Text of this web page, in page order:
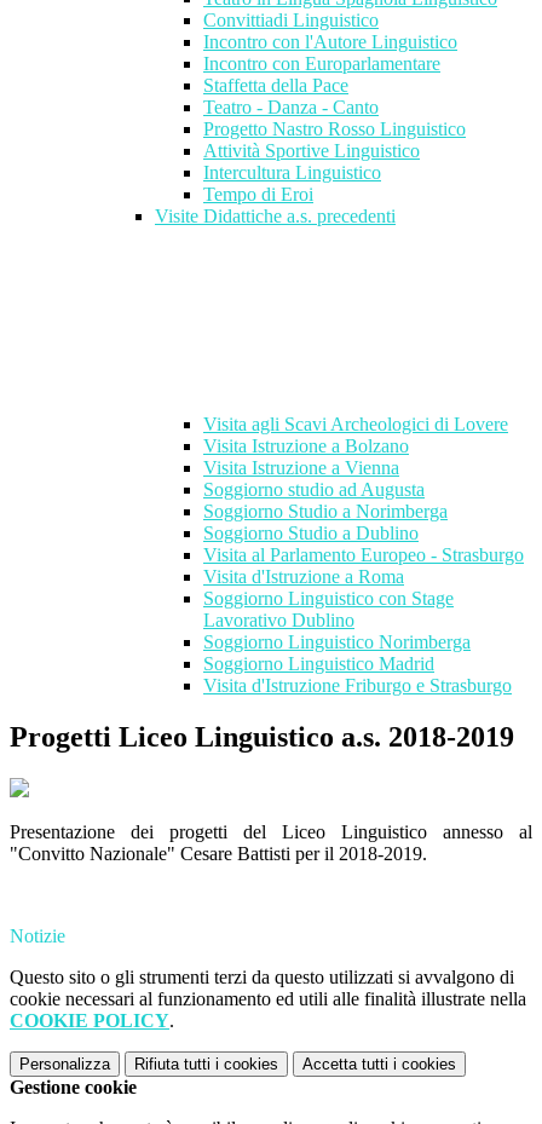
Convittiadi Linguistico
Incontro con l'Autore Linguistico
Incontro con Europarlamentare
Staffetta della Pace
Teatro - Danza - Canto
Progetto Nastro Rosso Linguistico
Attività Sportive Linguistico
Intercultura Linguistico
Tempo di Eroi
Visite Didattiche a.s. precedenti
Visita agli Scavi Archeologici di Lovere
Visita Istruzione a Bolzano
Visita Istruzione a Vienna
Soggiorno studio ad Augusta
Soggiorno Studio a Norimberga
Soggiorno Studio a Dublino
Visita al Parlamento Europeo - Strasburgo
Visita d'Istruzione a Roma
Soggiorno Linguistico con Stage
Lavorativo Dublino
Soggiorno Linguistico Norimberga
Soggiorno Linguistico Madrid
Visita d'Istruzione Friburgo e Strasburgo
Progetti Liceo Linguistico a.s. 2018-2019
Presentazione dei progetti del Liceo Linguistico annesso al
"Convitto Nazionale" Cesare Battisti per il 2018-2019.
Notizie
Questo sito o gli strumenti terzi da questo utilizzati si avvalgono di
cookie necessari al funzionamento ed utili alle finalità illustrate nella
COOKIE POLICY.
Personalizza Rifiuta tutti i cookies Accetta tutti i cookies
Gestione cookie